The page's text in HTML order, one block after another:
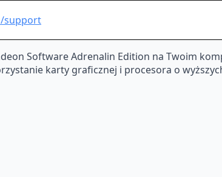
support
Software Adrenalin Edition na Twoim
karty graficznej i procesora o